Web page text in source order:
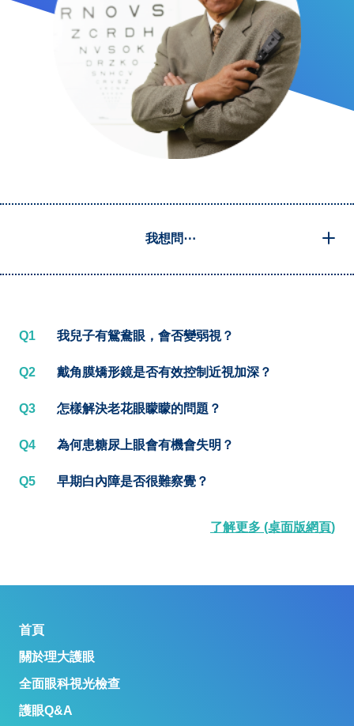
我想問⋯
Q1 我兒子有鴛鴦眼，會否變弱視？
Q2 戴角膜矯形鏡是否有效控制近視加深？
Q3 怎樣解決老花眼矇矇的問題？
Q4 為何患糖尿上眼會有機會失明？
Q5 早期白內障是否很難察覺？
了解更多 (桌面版網頁)
首頁
關於理大護眼
全面眼科視光檢查
護眼Q&A